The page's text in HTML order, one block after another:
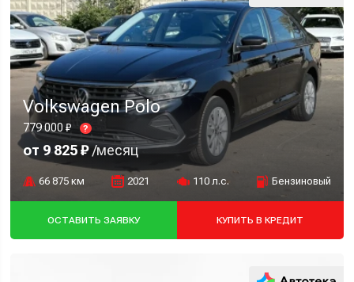
Volkswagen Polo
779 000 ₽ ?
от 9 825 ₽/месяц
66 875 км 2021 110 л.с. Бензиновый
ОСТАВИТЬ ЗАЯВКУ КУПИТЬ В КРЕДИТ